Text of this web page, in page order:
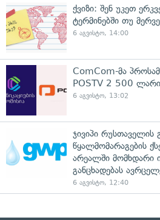
ქვიზი: შენ უკეთ
ტერმინებში თუ
6 აგვისტო, 14:00
ComCom-მა
POSTV 2 500
6 აგვისტო, 13:02
ჯივიპი რუსთაველის
წყალმომარაგების
არეალში მომხდარი
განცხადებას
6 აგვისტო, 12:40